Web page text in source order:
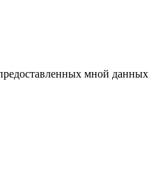
мной данных